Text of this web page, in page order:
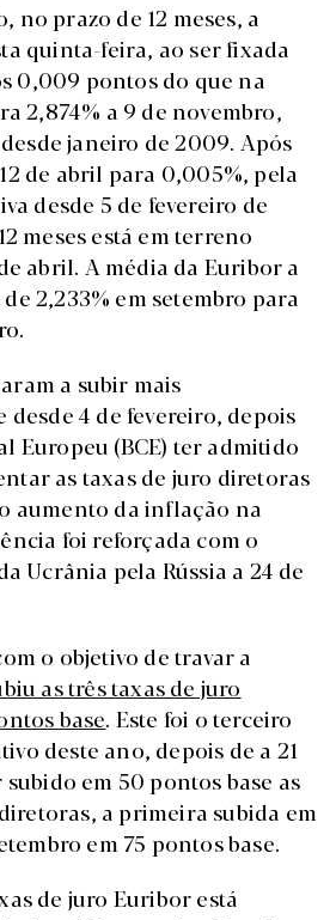
no prazo de 12 meses, a
quinta-feira, ao ser fixada
0,009 pontos do que na
2,874% a 9 de novembro,
janeiro de 2009. Após
de abril para 0,005%, pela
desde 5 de fevereiro de
meses está em terreno
abril. A média da Euribor a
2,233% em setembro para
a subir mais
4 de fevereiro, depois
Europeu (BCE) ter admitido
as taxas de juro diretoras
aumento da inflação na
foi reforçada com o
Ucrânia pela Rússia a 24 de
o objetivo de travar a
as três taxas de juro
base. Este foi o terceiro
deste ano, depois de a 21
em 50 pontos base as
a primeira subida em
em 75 pontos base.
de juro Euribor está